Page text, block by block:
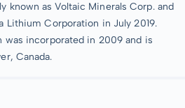
known as Voltaic Minerals Corp. and
Lithium Corporation in July 2019.
was incorporated in 2009 and is
Canada.